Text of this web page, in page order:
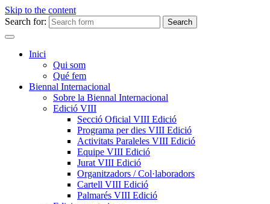
Skip to the content
Search for:
Inici
Qui som
Qué fem
Biennal Internacional
Sobre la Biennal Internacional
Edició VIII
Secció Oficial VIII Edició
Programa per dies VIII Edició
Activitats Paraleles VIII Edició
Equipe VIII Edició
Jurat VIII Edició
Organitzadors / Col·laboradors
Cartell VIII Edició
Palmarés VIII Edició